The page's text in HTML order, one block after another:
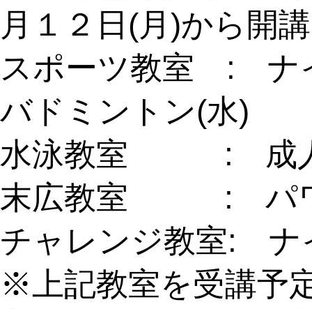
月１２日(月)から開
スポーツ教室 : ナ
バドミントン(水)
水泳教室 : 成人
末広教室 : パワー
チャレンジ教室: ナ
※上記教室を受講予